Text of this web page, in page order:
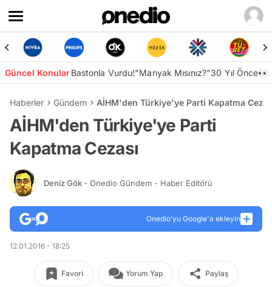
Güncel KonularBastonla Vurdu!"Manyak Mısınız?"30 Yıl Önce👀
Haberler Gündem AİHM'den Türkiye'ye Parti Kapatma
AİHM'den Türkiye'ye Parti
Kapatma Cezası
Deniz Gök - Onedio Gündem - Haber Editörü
Onedio’yu Google'a ekleyin
12.01.2016 - 18:25
Favori Yorum Yap Paylaş